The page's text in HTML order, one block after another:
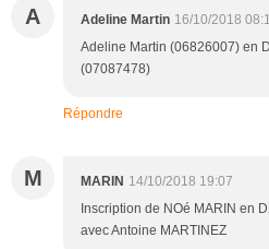
A Adeline Martin 16/10/2018
Adeline Martin (06826007) en
(07087478)
Répondre
M MARIN 14/10/2018 19:07
Inscription de NOé MARIN en
avec Antoine MARTINEZ